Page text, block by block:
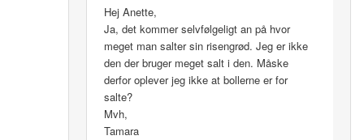
Hej Anette,
Ja, det kommer selvfølgeligt an på hvor
meget man salter sin risengrød. Jeg er ikke
den der bruger meget salt i den. Måske
derfor oplever jeg ikke at bollerne er for
salte?
Mvh,
Tamara